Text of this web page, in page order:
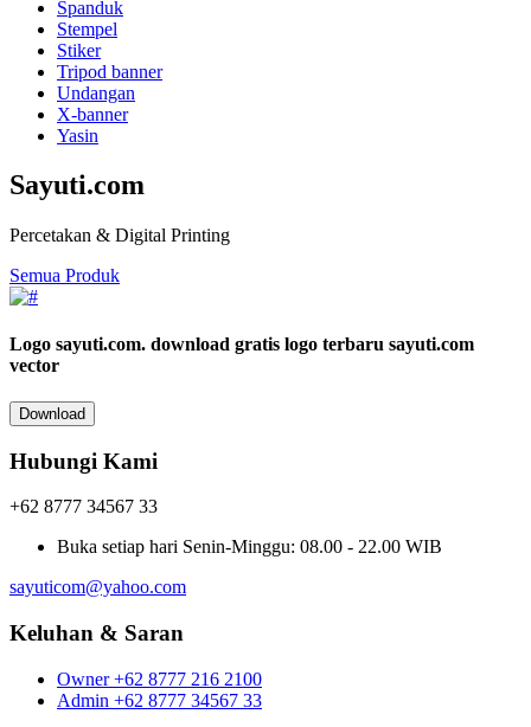
Spanduk
Stempel
Stiker
Tripod banner
Undangan
X-banner
Yasin
Sayuti.com
Percetakan & Digital Printing
Semua Produk
Logo sayuti.com. download gratis logo terbaru sayuti.com
vector
Download
Hubungi Kami
+62 8777 34567 33
Buka setiap hari Senin-Minggu: 08.00 - 22.00 WIB
sayuticom@yahoo.com
Keluhan & Saran
Owner +62 8777 216 2100
Admin +62 8777 34567 33